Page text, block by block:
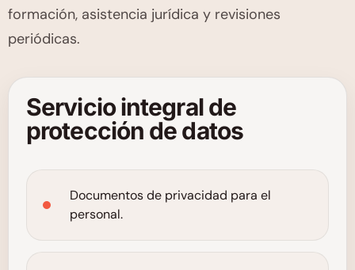
formación, asistencia jurídica y revisiones
periódicas.
Servicio integral de
protección de datos
Documentos de privacidad para el
personal.